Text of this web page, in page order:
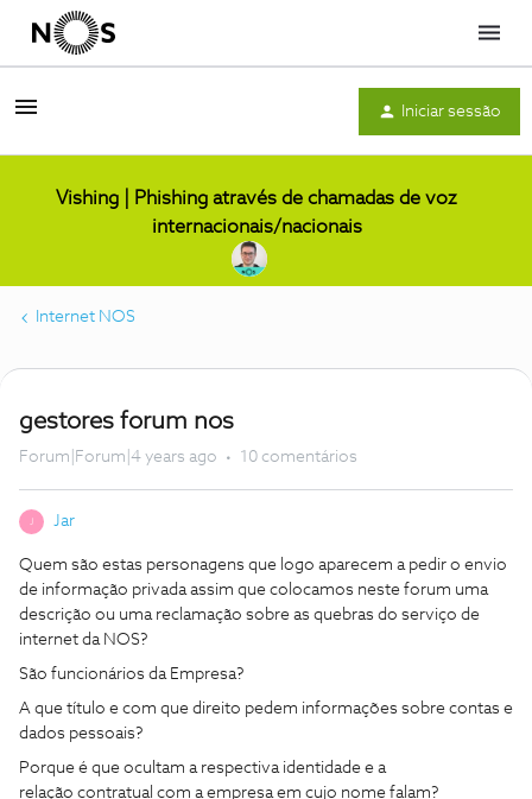
Menu
Iniciar sessão
Vishing | Phishing através de chamadas de voz
internacionais/nacionais
Internet NOS
gestores forum nos
Forum|Forum|4 years ago 10 comentários
Jar
Quem são estas personagens que logo aparecem a pedir o envio
de informação privada assim que colocamos neste forum uma
descrição ou uma reclamação sobre as quebras do serviço de
internet da NOS?
São funcionários da Empresa?
A que título e com que direito pedem informações sobre contas e
dados pessoais?
Porque é que ocultam a respectiva identidade e a
relação contratual com a empresa em cujo nome falam?